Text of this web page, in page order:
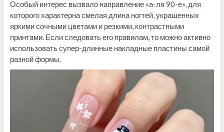
Особый интерес вызвало направление «а-ля 90-е», для
которого характерна смелая длина ногтей, украшенных
яркими сочными цветами и резкими, контрастными
принтами. Если следовать его правилам, то можно активно
использовать супер-длинные накладные пластины самой
разной формы.